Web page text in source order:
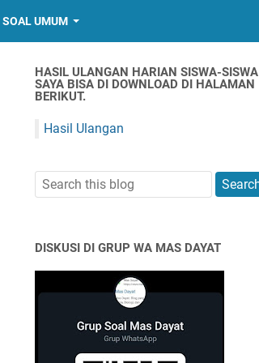
SOAL UMUM
HASIL ULANGAN HARIAN SISWA-SISWA
SAYA BISA DI DOWNLOAD DI HALAMAN
BERIKUT.
Hasil Ulangan
DISKUSI DI GRUP WA MAS DAYAT